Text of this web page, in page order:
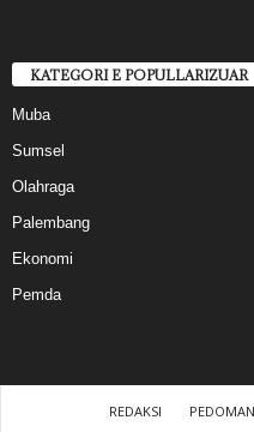
KATEGORI E POPULLARIZUAR
Muba
Sumsel
Olahraga
Palembang
Ekonomi
Pemda
REDAKSI